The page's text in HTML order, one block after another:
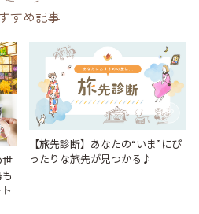
すめ記事
世
【旅先診断】あなたの“いま”にぴ
ったりな旅先が見つかる♪